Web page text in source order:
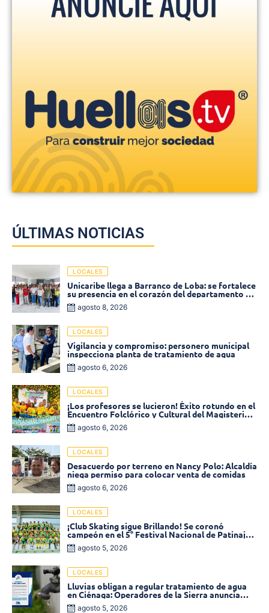
ÚLTIMAS NOTICIAS
LOCALES
Unicaribe llega a Barranco de Loba: se fortalece
su presencia en el corazón del departamento de
Bolívar
agosto 8, 2026
LOCALES
Vigilancia y compromiso: personero municipal
inspecciona planta de tratamiento de agua
agosto 6, 2026
LOCALES
¡Los profesores se lucieron! Éxito rotundo en el
Encuentro Folclórico y Cultural del Magisterio
2026 en Ciénaga
agosto 6, 2026
LOCALES
Desacuerdo por terreno en Nancy Polo: Alcaldía
niega permiso para colocar venta de comidas
agosto 6, 2026
LOCALES
¡Club Skating sigue Brillando! Se coronó
campeón en el 5° Festival Nacional de Patinaje
«Soledad sobre Ruedas»
agosto 5, 2026
LOCALES
Lluvias obligan a regular tratamiento de agua
en Ciénaga: Operadores de la Sierra anuncia
baja presión en varios sectores
agosto 5, 2026